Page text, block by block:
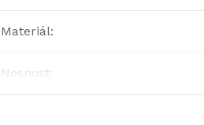
Materiál:
Nosnost: